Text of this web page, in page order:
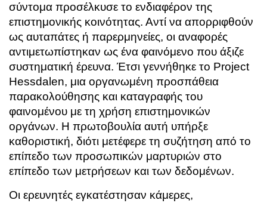
σύντομα προσέλκυσε το ενδιαφέρον της
επιστημονικής κοινότητας. Αντί να απορριφθούν
ως αυταπάτες ή παρερμηνείες, οι αναφορές
αντιμετωπίστηκαν ως ένα φαινόμενο που άξιζε
συστηματική έρευνα. Έτσι γεννήθηκε το Project
Hessdalen, μια οργανωμένη προσπάθεια
παρακολούθησης και καταγραφής του
φαινομένου με τη χρήση επιστημονικών
οργάνων. Η πρωτοβουλία αυτή υπήρξε
καθοριστική, διότι μετέφερε τη συζήτηση από το
επίπεδο των προσωπικών μαρτυριών στο
επίπεδο των μετρήσεων και των δεδομένων.
Οι ερευνητές εγκατέστησαν κάμερες,